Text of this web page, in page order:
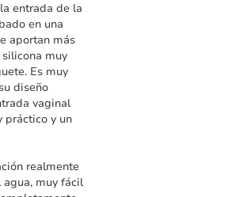
entrada de la
en una
aportan más
muy
Es muy
diseño
vaginal
práctico y un
realmente
agua, muy fácil